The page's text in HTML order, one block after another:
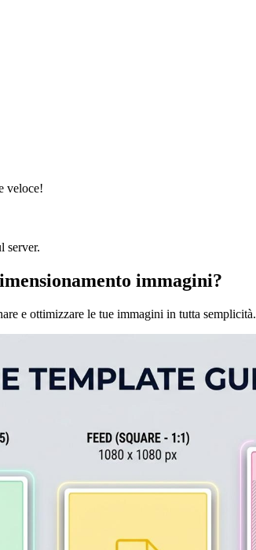
veloce!
server.
immagini?
e ottimizzare le tue immagini in tutta semplicità.